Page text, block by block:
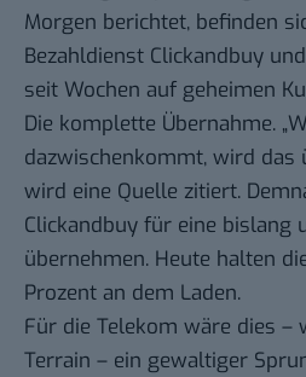
Morgen berichtet, befinden
Bezahldienst Clickandbuy
seit Wochen auf geheimen
Die komplette Übernahme.
dazwischenkommt, wird das
wird eine Quelle zitiert.
Clickandbuy für eine bislang
übernehmen. Heute halten
Prozent an dem Laden.
Für die Telekom wäre dies –
Terrain – ein gewaltiger